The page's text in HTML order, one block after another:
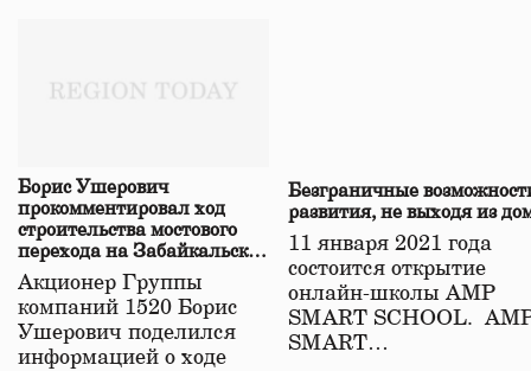
Борис Ушерович
прокомментировал ход
строительства мостового
перехода на Забайкальской
железной дороге
Акционер Группы
компаний 1520 Борис
Ушерович поделился
информацией о ходе
Безграничные
развития, не выходя из
11 января 2021 года
состоится открытие
онлайн-школы АМР
SMART SCHOOL.
SMART…